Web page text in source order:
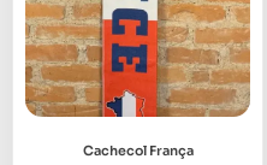
Cachecol França